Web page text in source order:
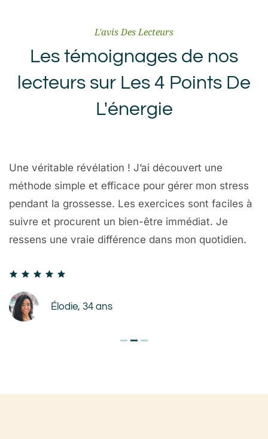
L'avis Des Lecteurs
Les témoignages de nos
lecteurs sur Les 4 Points De
L'énergie
Une véritable révélation ! J’ai découvert une
méthode simple et efficace pour gérer mon stress
pendant la grossesse. Les exercices sont faciles à
suivre et procurent un bien-être immédiat. Je
ressens une vraie différence dans mon quotidien.
Élodie, 34 ans